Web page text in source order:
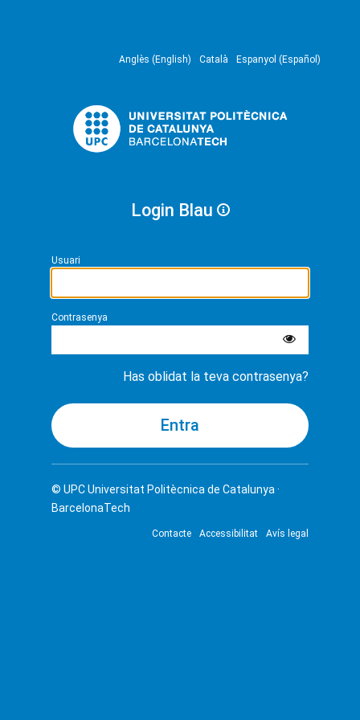
Anglès (English) Català Espanyol (Español)
Login Blau
Usuari
Contrasenya
Has oblidat la teva contrasenya?
© UPCUniversitat Politècnica de Catalunya ·
BarcelonaTech
Contacte Accessibilitat Avís legal